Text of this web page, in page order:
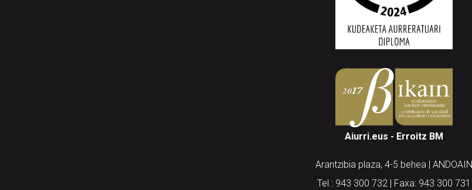
Aiurri.eus - Erroitz BM
Arantzibia plaza, 4-5 behea | ANDOAIN
Tel.: 943 300 732 | Faxa: 943 300 731